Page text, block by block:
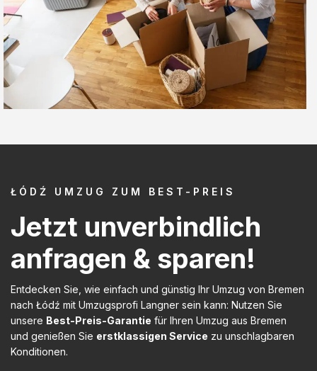
ŁÓDŹ UMZUG ZUM BEST-PREIS
Jetzt unverbindlich
anfragen & sparen!
Entdecken Sie, wie einfach und günstig Ihr Umzug von Bremen
nach Łódź mit Umzugsprofi Langner sein kann: Nutzen Sie
unsere Best-Preis-Garantie für Ihren Umzug aus Bremen
und genießen Sie erstklassigen Service zu unschlagbaren
Konditionen.